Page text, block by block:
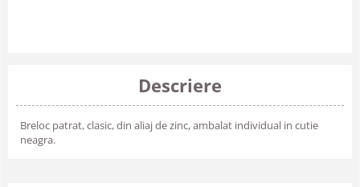
Descriere
Breloc patrat, clasic, din aliaj de zinc, ambalat individual in cutie
neagra.